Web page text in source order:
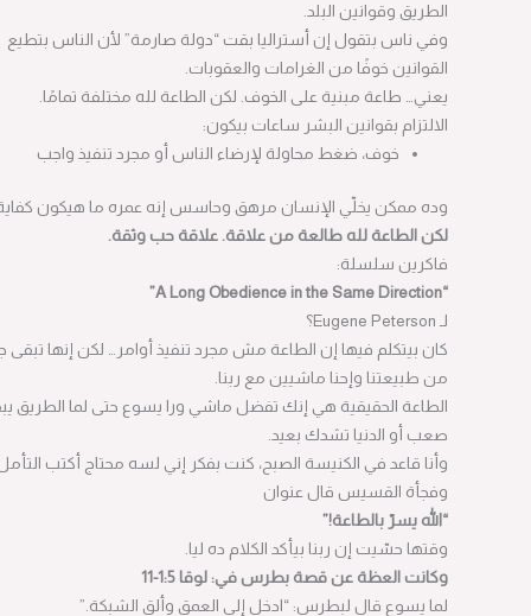
الطريق وقوانين البلد.
وفي ناس بتقول إن أستراليا بقت “دولة صارمة” لأن الناس بتطيع
القوانين خوفًا من الغرامات والعقوبات.
يعني… طاعة مبنية على الخوف. لكن الطاعة لله مختلفة تمامًا.
الالتزام بقوانين البشر ساعات بيكون:
خوف، ضغط محاولة لإرضاء الناس أو مجرد تنفيذ واجب
وده ممكن يخلّي الإنسان مرهق وحاسس إنه عمره ما هيكون كفاية.
لكن الطاعة لله طالعة من علاقة. علاقة حب وثقة.
فاكرين سلسلة:
كان بيتكلم فيها إن الطاعة مش مجرد تنفيذ أوامر… لكن إنها تبقى جزء
من طبيعتنا وإحنا ماشيين مع ربنا.
الطاعة الحقيقية هي إنك تفضل ماشي ورا يسوع حتى لما الطريق يبقى
صعب أو الدنيا تشدك بعيد.
وأنا قاعد في الكنيسة الصبح، كنت بفكر إني لسه محتاج أكتب التأمل ده.
وفجأة القسيس قال عنوان
“الله يسرّ بالطاعة!”
وقتها حسّيت إن ربنا بيأكد الكلام ده ليا.
وكانت العظة عن قصة بطرس في: لوقا 1:5-11
لما يسوع قال لبطرس: “ادخل إلى العمق وألقِ الشبكة.”